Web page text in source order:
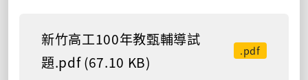
新竹高工100年教甄輔導試
題.pdf (67.10 KB)
.pdf